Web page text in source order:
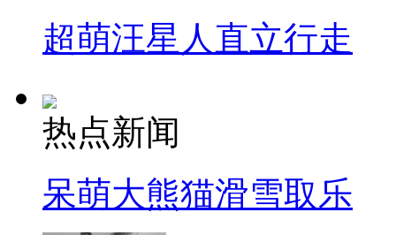
超萌汪星人直立行走
热点新闻
呆萌大熊猫滑雪取乐